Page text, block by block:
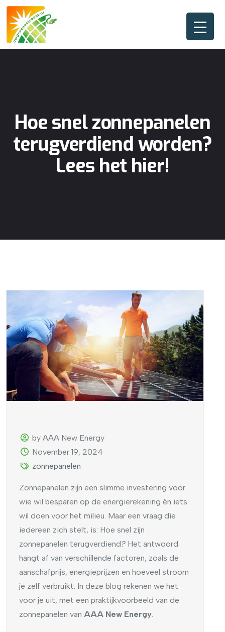
Hoe snel zonnepanelen
terugverdiend worden?
Lees het hier!
by AAA New Energy
November 19, 2024
zonnepanelen
Zonnepanelen zijn een slimme investering voor
wie wil besparen op de energierekening én iets
wil doen voor het milieu. Maar een vraag die
iedereen zich stelt, is: Hoe snel zijn
zonnepanelen terugverdiend? Het antwoord
hangt af van verschillende factoren, zoals de
aanschafprijs, energieprijzen en hoeveel stroom
je zelf verbruikt. In deze blog rekenen we het
voor je uit, met een praktijkvoorbeeld van de
zonnepanelen van AAA New Energy.